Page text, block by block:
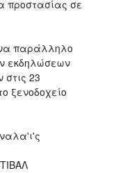
προστασίας σε
παράλληλο
εκδηλώσεων
23
ξενοδοχείο